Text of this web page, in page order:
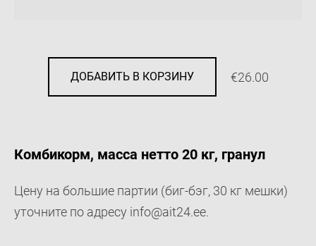
ДОБАВИТЬ В КОРЗИНУ €26.00
Комбикорм, масса нетто 20 кг, гранул
Цену на большие партии (биг-бэг, 30 кг мешки)
уточните по адресу info@ait24.ee.